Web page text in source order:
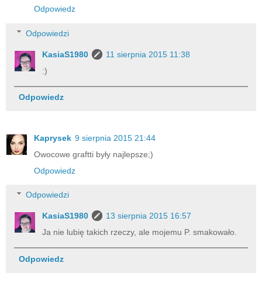
Odpowiedz
Odpowiedzi
KasiaS1980
11 sierpnia 2015 11:38
:)
Odpowiedz
Kaprysek 9 sierpnia 2015 21:44
Owocowe graftti były najlepsze;)
Odpowiedz
Odpowiedzi
KasiaS1980
13 sierpnia 2015 16:57
Ja nie lubię takich rzeczy, ale mojemu P. smakowało.
Odpowiedz